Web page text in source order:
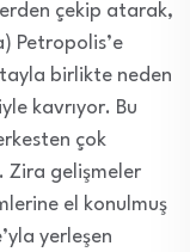
çekip atarak,
Petropolis’e
birlikte neden
kavrıyor. Bu
çok
Zira gelişmeler
el konulmuş
yerleşen